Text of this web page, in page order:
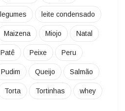
legumes leite condensado
Maizena Miojo Natal
Patê Peixe Peru
Pudim Queijo Salmão
Torta Tortinhas whey